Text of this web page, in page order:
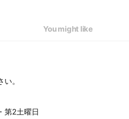
You might like
。
第2土曜日